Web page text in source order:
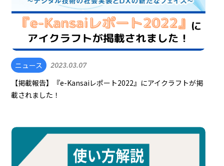
ニュース 2023.03.07
【掲載報告】『e-Kansaiレポート2022』にアイクラフトが掲
載されました！